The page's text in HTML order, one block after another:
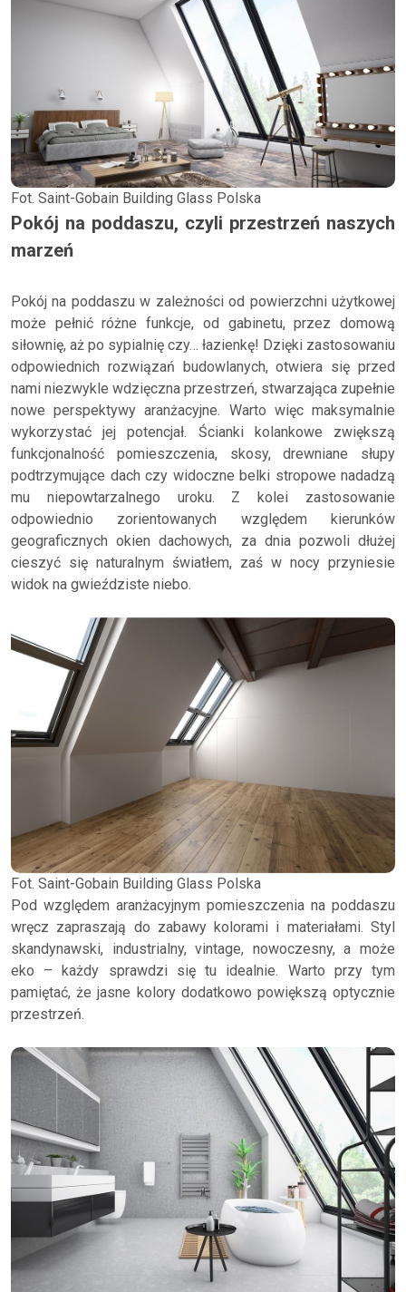
Fot. Saint-Gobain Building Glass Polska
Pokój na poddaszu, czyli przestrzeń naszych
marzeń
Pokój na poddaszu w zależności od powierzchni użytkowej
może pełnić różne funkcje, od gabinetu, przez domową
siłownię, aż po sypialnię czy… łazienkę! Dzięki zastosowaniu
odpowiednich rozwiązań budowlanych, otwiera się przed
nami niezwykle wdzięczna przestrzeń, stwarzająca zupełnie
nowe perspektywy aranżacyjne. Warto więc maksymalnie
wykorzystać jej potencjał. Ścianki kolankowe zwiększą
funkcjonalność pomieszczenia, skosy, drewniane słupy
podtrzymujące dach czy widoczne belki stropowe nadadzą
mu niepowtarzalnego uroku. Z kolei zastosowanie
odpowiednio zorientowanych względem kierunków
geograficznych okien dachowych, za dnia pozwoli dłużej
cieszyć się naturalnym światłem, zaś w nocy przyniesie
widok na gwieździste niebo.
Fot. Saint-Gobain Building Glass Polska
Pod względem aranżacyjnym pomieszczenia na poddaszu
wręcz zapraszają do zabawy kolorami i materiałami. Styl
skandynawski, industrialny, vintage, nowoczesny, a może
eko – każdy sprawdzi się tu idealnie. Warto przy tym
pamiętać, że jasne kolory dodatkowo powiększą optycznie
przestrzeń.